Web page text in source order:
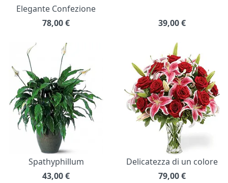
Elegante Confezione
78,00€ 39,00€
Spathyphillum
43,00€
Delicatezza di un colore
79,00€